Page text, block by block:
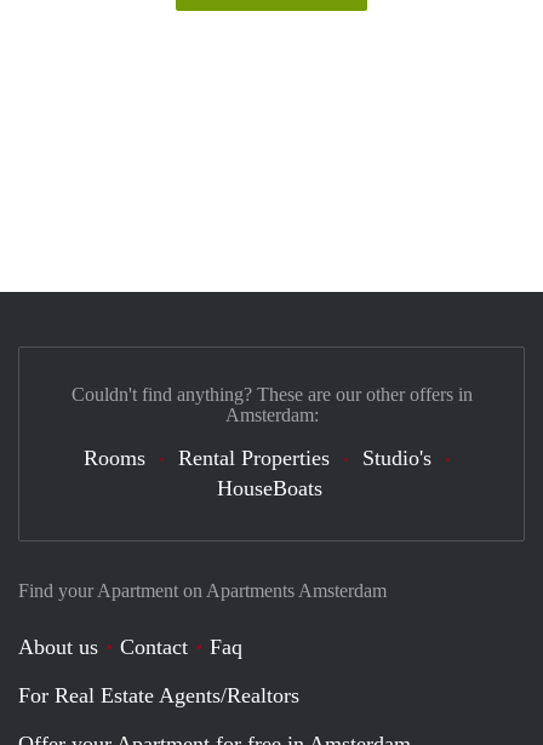
Find your Apartment on Apartments Amsterdam
About us Contact
Faq
For Real Estate Agents/Realtors
Couldn't find anything? These are our other offers in
Amsterdam:
Rooms Rental Properties
Studio's
HouseBoats